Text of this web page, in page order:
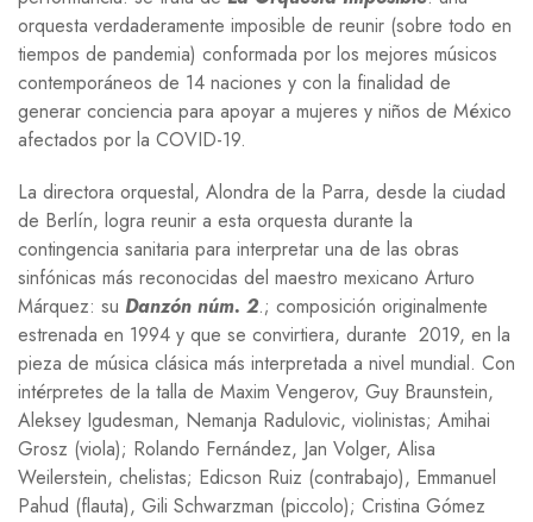
orquesta verdaderamente imposible de reunir (sobre todo en
tiempos de pandemia) conformada por los mejores músicos
contemporáneos de 14 naciones y con la finalidad de
generar conciencia para apoyar a mujeres y niños de México
afectados por la COVID-19.
La directora orquestal, Alondra de la Parra, desde la ciudad
de Berlín, logra reunir a esta orquesta durante la
contingencia sanitaria para interpretar una de las obras
sinfónicas más reconocidas del maestro mexicano Arturo
Márquez: su Danzón núm. 2.; composición originalmente
estrenada en 1994 y que se convirtiera, durante 2019, en la
pieza de música clásica más interpretada a nivel mundial. Con
intérpretes de la talla de Maxim Vengerov, Guy Braunstein,
Aleksey Igudesman, Nemanja Radulovic, violinistas; Amihai
Grosz (viola); Rolando Fernández, Jan Volger, Alisa
Weilerstein, chelistas; Edicson Ruiz (contrabajo), Emmanuel
Pahud (flauta), Gili Schwarzman (piccolo); Cristina Gómez